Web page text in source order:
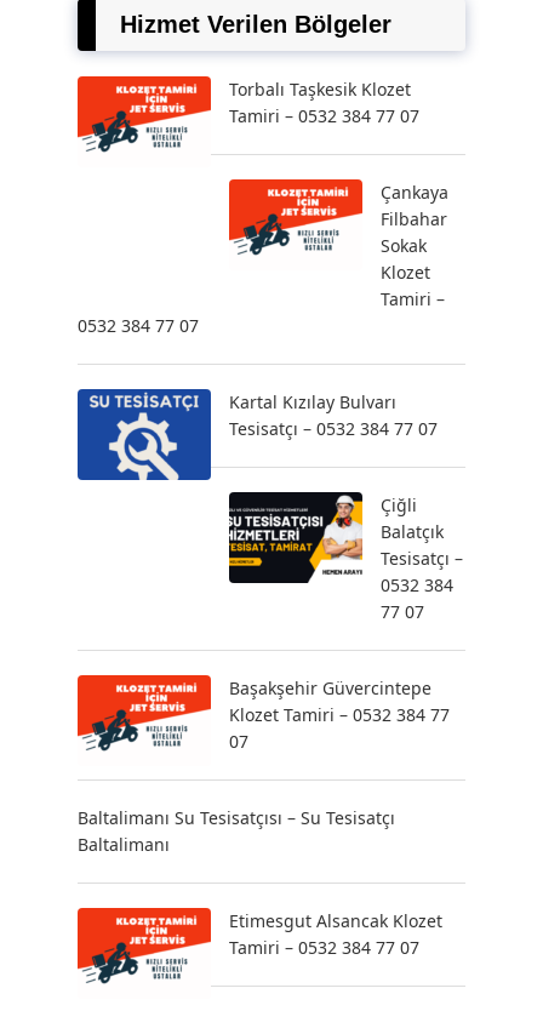
Hizmet Verilen Bölgeler
Torbalı Taşkesik Klozet
Tamiri – 0532 384 77 07
Çankaya
Filbahar
Sokak
Klozet
Tamiri –
0532 384 77 07
Kartal Kızılay Bulvarı
Tesisatçı – 0532 384 77 07
Çiğli
Balatçık
Tesisatçı –
0532 384
77 07
Başakşehir Güvercintepe
Klozet Tamiri – 0532 384 77
07
Baltalimanı Su Tesisatçısı – Su Tesisatçı
Baltalimanı
Etimesgut Alsancak Klozet
Tamiri – 0532 384 77 07